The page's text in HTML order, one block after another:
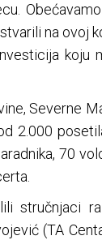
na ovoj
koju
Severne
2.000
70
stručnjaci
(TA